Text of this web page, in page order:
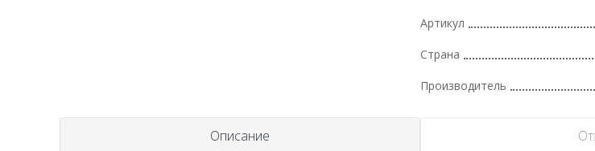
Артикул
Страна
Производитель
Описание